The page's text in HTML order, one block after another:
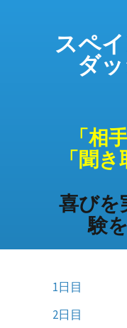
スペ
ダ
「相
「聞
喜びを
験
1日目
2日目